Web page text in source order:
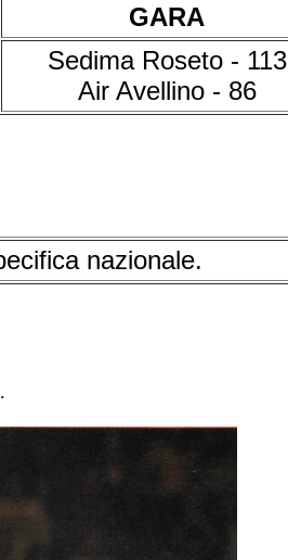
GARA
Sedima Roseto - 113
Air Avellino - 86
nazionale.